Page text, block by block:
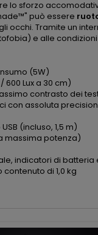
lo sforzo
può essere
Tramite un
e alle
(5W)
600 Lux a 30 cm)
contrasto dei
con assoluta
(incluso, 1,5 m)
massima potenza)
indicatori di
di 1,0 kg